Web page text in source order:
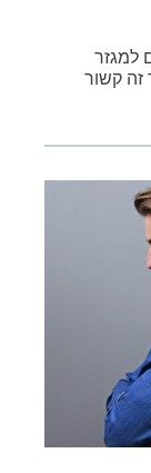
למגזר
זה קשור